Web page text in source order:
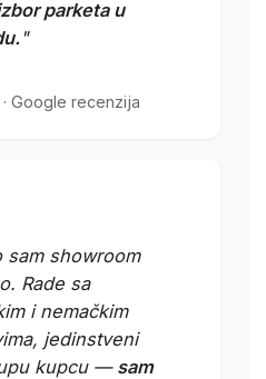
parketa u
"
· Google recenzija
sam showroom
Rade sa
i nemačkim
jedinstveni
kupcu —sam